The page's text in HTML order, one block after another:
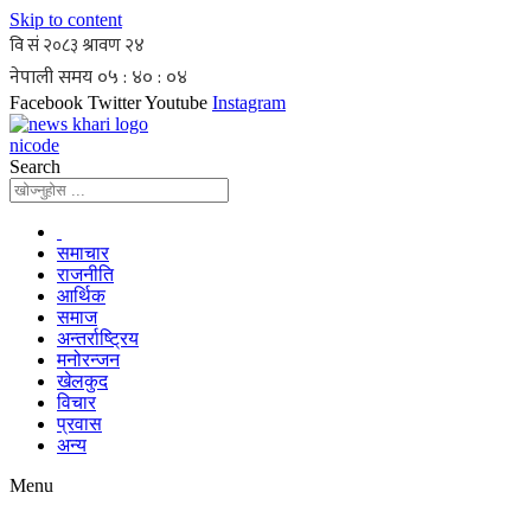
Skip to content
Facebook TwitterYoutube Instagram
nicode
Search
समाचार
राजनीति
आर्थिक
समाज
अन्तर्राष्ट्रिय
मनोरन्जन
खेलकुद
विचार
प्रवास
अन्य
Menu